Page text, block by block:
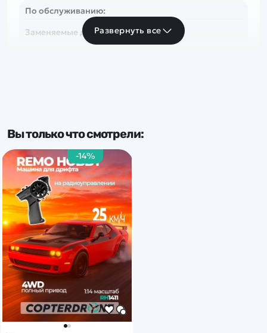
По обслуживанию:
Заменяемые детали
до 20 км/ч
Частота
2.4 Ghz
По классу:
Шоссе
Тип комплекта
RTR
Развернуть все
Вы только что смотрели:
-14%